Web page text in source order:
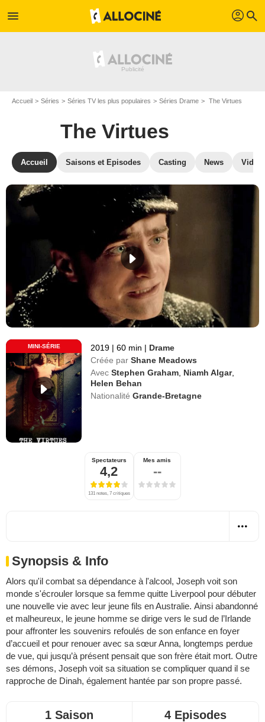
menu profil search
Accueil Séries Séries TV les plus populaires Séries Drame The Virtues
The Virtues
Accueil Saisons et Episodes Casting News
MINI-SÉRIE 2019 | 60 min | Drame
Créée par Shane Meadows
Avec Stephen Graham Niamh Algar,
Helen Behan
Nationalité Grande-Bretagne
Spectateurs
4,2
131 notes, 7 critiques
Mes amis
--
Synopsis & Info
Alors qu'il combat sa dépendance à l'alcool, Joseph voit son
monde s'écrouler lorsque sa femme quitte Liverpool pour débuter
une nouvelle vie avec leur jeune fils en Australie. Ainsi abandonné
et malheureux, le jeune homme se dirige vers le sud de l’Irlande
pour affronter les souvenirs refoulés de son enfance en foyer
d’accueil et pour renouer avec sa sœur Anna, longtemps perdue
de vue, qui jusqu’à présent pensait que son frère était mort. Outre
ses démons, Joseph voit sa situation se compliquer quand il se
rapproche de Dinah, également hantée par son propre passé.
1 Saison 4 Episodes